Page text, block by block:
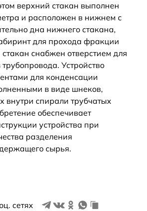
верхний стакан выполнен
и расположен в нижнем с
дна нижнего стакана,
для прохода фракции
снабжен отверстием для
Устройство
для конденсации
в виде шнеков,
внутри спирали трубчатых
обеспечивает
устройства при
разделения
сырья.
сетях